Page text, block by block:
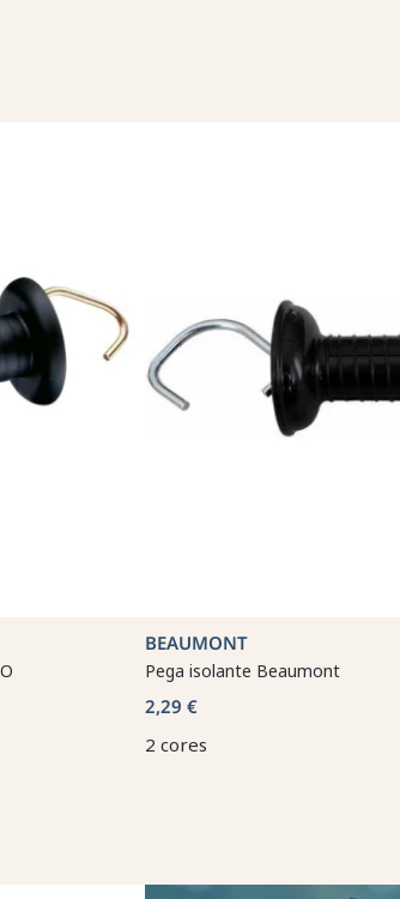
BEAUMONT
Pega isolante Beaumont
2,29 €
2 cores